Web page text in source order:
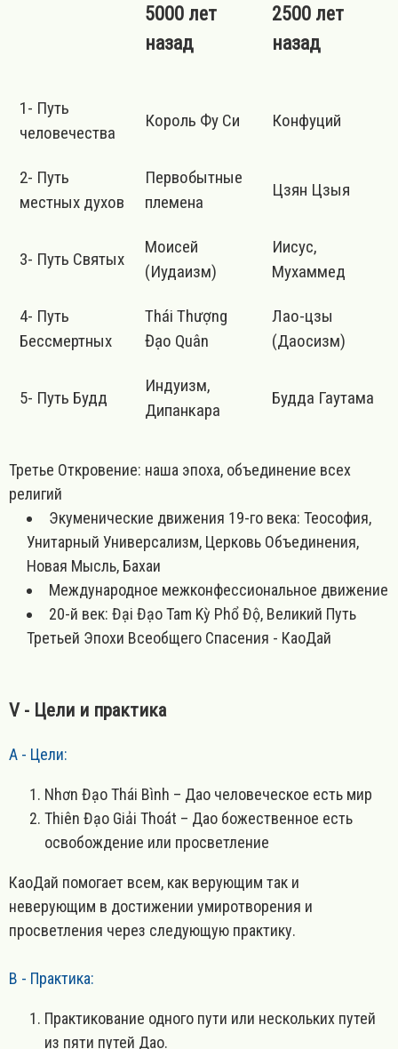
5000 лет
назад
2500 лет
назад
1- Путь
человечества
Король Фу Си Конфуций
2- Путь
местных духов
Первобытные
племена
Цзян Цзыя
3- Путь Святых
Моисей
(Иудаизм)
Иисус,
Мухаммед
4- Путь
Бессмертных
Thái Thượng
Đạo Quân
Лао-цзы
(Даосизм)
5- Путь Будд
Индуизм,
Дипанкара
Будда Гаутама
Третье Откровение: наша эпоха, объединение всех
религий
Экуменические движения 19-го века: Теософия,
Унитарный Универсализм, Церковь Объединения,
Новая Мысль, Бахаи
Международное межконфессиональное движение
20-й век: Đại Đạo Tam Kỳ Phổ Độ, Великий Путь
Третьей Эпохи Всеобщего Спасения - КаоДай
V - Цели и практика
A - Цели:
Nhơn Đạo Thái Bình – Дао человеческое есть мир
Thiên Đạo Giải Thoát – Дао божественное есть
освобождение или просветление
КаоДай помогает всем, как верующим так и
неверующим в достижении умиротворения и
просветления через следующую практику.
B - Практика:
Практикование одного пути или нескольких путей
из пяти путей Дао.